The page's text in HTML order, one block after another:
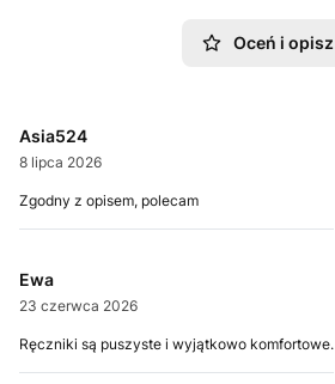
Oceń i opisz
Asia524
8 lipca 2026
Zgodny z opisem, polecam
Ewa
23 czerwca 2026
Ręczniki są puszyste i wyjątkowo komfortowe.